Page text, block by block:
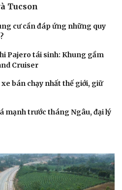
Tucson
cư cần đáp ứng những quy
Pajero tái sinh: Khung gầm
Cruiser
bán chạy nhất thế giới, giữ
mạnh trước tháng Ngâu, đại lý